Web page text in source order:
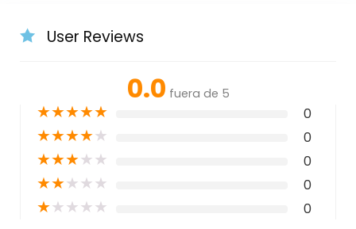
User Reviews
0.0 fuera de 5
★★★★★ 0
★★★★★ 0
★★★★★ 0
★★★★★ 0
★★★★★ 0